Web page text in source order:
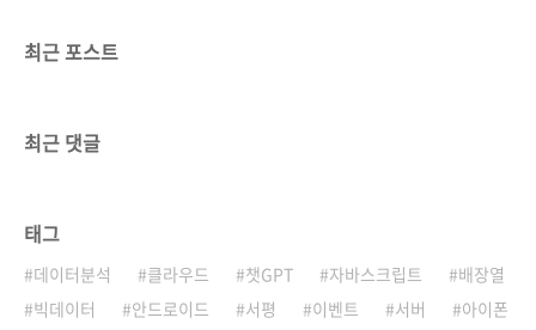
최근 포스트
최근 댓글
태그
데이터분석 클라우드 챗GPT 자바스크립트
배장열
빅데이터
안드로이드 서평 이벤트 서버 아이폰